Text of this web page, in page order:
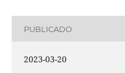
PUBLICADO
2023-03-20